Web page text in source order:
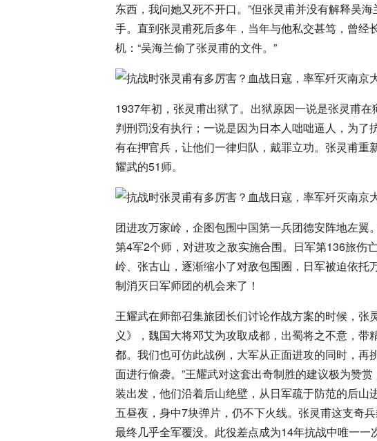
东西，我问她又死不开口。”但张灵甫并没有解释吴
手。直到张灵甫死后多年，当年与他私交甚笃，曾经
机：“吴海兰偷了张灵甫的文件。”
1937年初，张灵甫出狱了。出狱原因一说是张灵甫
判刑罚没有执行；一说是因为日本人咄咄逼人，为
有在押官兵，让他们一律归队，戴罪立功。张灵甫重
耀武的51师。
团进攻万家岭，企图包围中国第一兵团德安阵地左翼
第4军2个师，对进攻之敌实施合围。日军第136旅伤
岭、张古山，逐渐缩小了对敌包围圈，日军被迫依托
制消灭日军师团的机会来了！
王耀武在师部召集旅团长们讨论作战方案的时候，张
义》，魏国大将邓艾为攻取成都，出蜀将之不意，
都。我们也可仿此战例，大军从正面进攻的同时，再
面进行偷袭。”王耀武对这套出奇制胜的建议极为赞
装出发，他们沿着后山绝壁，从日军疏于防范的后山
五昼夜，身中7块弹片，仍不下火线。张灵甫这支奇
最终几乎全军覆没。此役差点成为14年抗战中唯一一